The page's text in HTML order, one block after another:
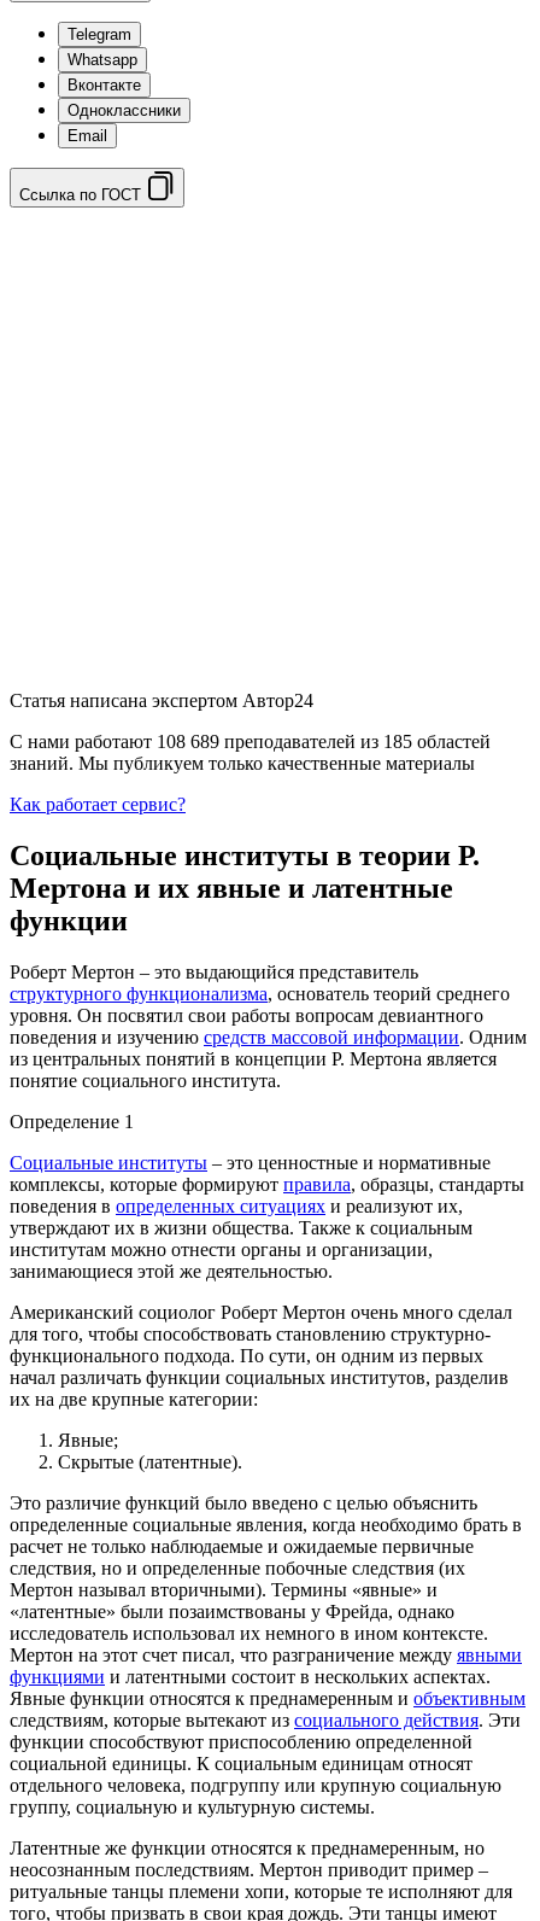
Telegram
Whatsapp
Вконтакте
Одноклассники
Email
Ссылка по ГОСТ
Статья написана экспертом Автор24
С нами работают 108 689 преподавателей из 185 областей
знаний. Мы публикуем только качественные материалы
Как работает сервис?
Социальные институты в теории Р.
Мертона и их явные и латентные
функции
Роберт Мертон – это выдающийся представитель
структурного функционализма, основатель теорий среднего
уровня. Он посвятил свои работы вопросам девиантного
поведения и изучению средств массовой информации. Одним
из центральных понятий в концепции Р. Мертона является
понятие социального института.
Определение 1
Социальные институты – это ценностные и нормативные
комплексы, которые формируют правила, образцы, стандарты
поведения в определенных ситуациях и реализуют их,
утверждают их в жизни общества. Также к социальным
институтам можно отнести органы и организации,
занимающиеся этой же деятельностью.
Американский социолог Роберт Мертон очень много сделал
для того, чтобы способствовать становлению структурно-
функционального подхода. По сути, он одним из первых
начал различать функции социальных институтов, разделив
их на две крупные категории:
Явные;
Скрытые (латентные).
Это различие функций было введено с целью объяснить
определенные социальные явления, когда необходимо брать в
расчет не только наблюдаемые и ожидаемые первичные
следствия, но и определенные побочные следствия (их
Мертон называл вторичными). Термины «явные» и
«латентные» были позаимствованы у Фрейда, однако
исследователь использовал их немного в ином контексте.
Мертон на этот счет писал, что разграничение между явными
функциями и латентными состоит в нескольких аспектах.
Явные функции относятся к преднамеренным и объективным
следствиям, которые вытекают из социального действия. Эти
функции способствуют приспособлению определенной
социальной единицы. К социальным единицам относят
отдельного человека, подгруппу или крупную социальную
группу, социальную и культурную системы.
Латентные же функции относятся к преднамеренным, но
неосознанным последствиям. Мертон приводит пример –
ритуальные танцы племени хопи, которые те исполняют для
того, чтобы призвать в свои края дождь. Эти танцы имеют